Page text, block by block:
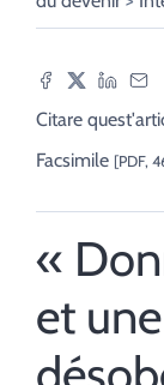
Citare
Facsimile [PDF,
«
et